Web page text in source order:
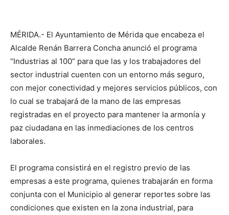
MÉRIDA.- El Ayuntamiento de Mérida que encabeza el
Alcalde Renán Barrera Concha anunció el programa
“Industrias al 100” para que las y los trabajadores del
sector industrial cuenten con un entorno más seguro,
con mejor conectividad y mejores servicios públicos, con
lo cual se trabajará de la mano de las empresas
registradas en el proyecto para mantener la armonía y
paz ciudadana en las inmediaciones de los centros
laborales.
El programa consistirá en el registro previo de las
empresas a este programa, quienes trabajarán en forma
conjunta con el Municipio al generar reportes sobre las
condiciones que existen en la zona industrial, para